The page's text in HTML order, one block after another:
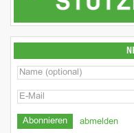
abmelden